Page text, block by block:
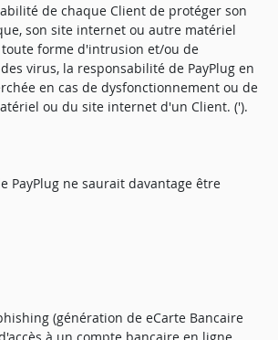
de chaque Client de protéger son
son site internet ou autre matériel
forme d'intrusion et/ou de
virus, la responsabilité de PayPlug en
en cas de dysfonctionnement ou de
ou du site internet d'un Client. (').
PayPlug ne saurait davantage être
(génération de eCarte Bancaire